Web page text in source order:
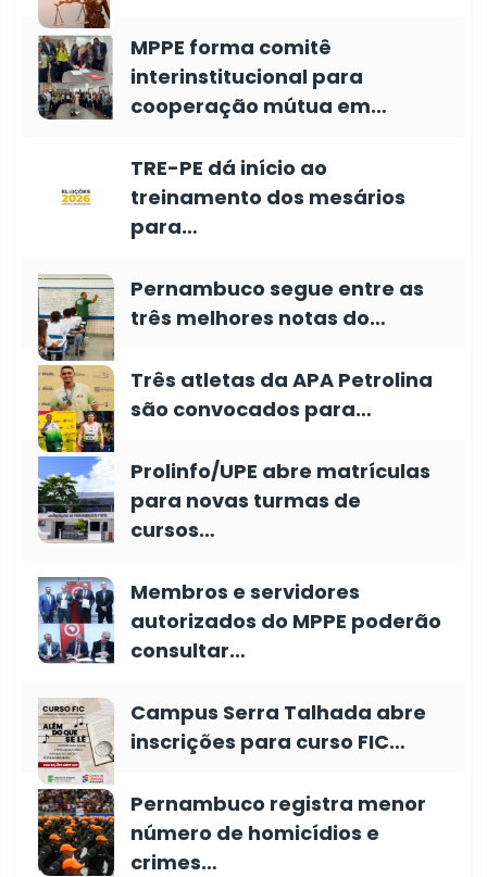
MPPE forma comitê
interinstitucional para
cooperação mútua em…
TRE-PE dá início ao
treinamento dos mesários
para…
Pernambuco segue entre as
três melhores notas do…
Três atletas da APA Petrolina
são convocados para…
Prolinfo/UPE abre matrículas
para novas turmas de
cursos…
Membros e servidores
autorizados do MPPE poderão
consultar…
Campus Serra Talhada abre
inscrições para curso FIC…
Pernambuco registra menor
número de homicídios e
crimes…